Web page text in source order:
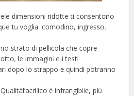
dimensioni ridotte ti consentono
tu voglia: comodino, ingresso,
strato di pellicola che copre
le immagini e i testi
dopo lo strappo e quindi potranno
è infrangibile, più